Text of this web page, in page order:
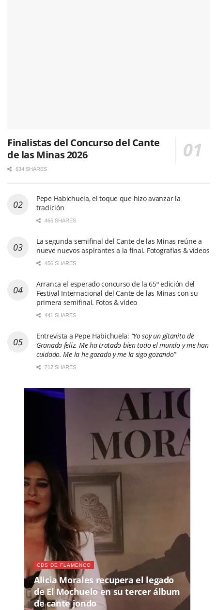
Finalistas del Concurso del Cante
de las Minas 2026
634 SHARES
Pepe Habichuela, el toque que hizo avanzar la
tradición
465 SHARES
La segunda semifinal del Cante de las Minas reúne a
nueve nuevos aspirantes a la final. Fotografías & vídeos
456 SHARES
Arranca el esperado concurso de la 65º edición del
Festival Internacional del Cante de las Minas con su
primera semifinal. Fotos & vídeo
441 SHARES
Entrevista a Pepe Habichuela: “Yo soy un gitanito de
Granada feliz. Me ha tratado bien todo el mundo y me han
cuidado. Me la he gozado y me la sigo gozando”
712 SHARES
CDS DE FLAMENCO
Alicia Morales recupera el legado
de El Mochuelo en su tercer álbum
de cante jondo